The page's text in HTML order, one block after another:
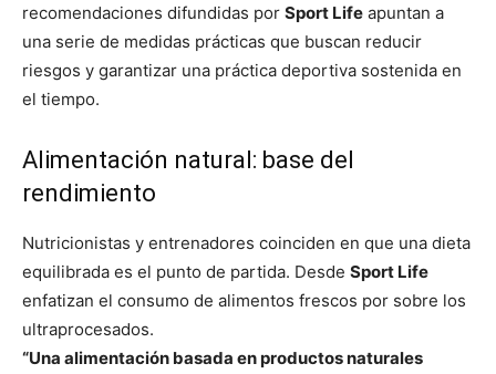
recomendaciones difundidas por Sport Life apuntan a
una serie de medidas prácticas que buscan reducir
riesgos y garantizar una práctica deportiva sostenida en
el tiempo.
Alimentación natural: base del
rendimiento
Nutricionistas y entrenadores coinciden en que una dieta
equilibrada es el punto de partida. Desde Sport Life
enfatizan el consumo de alimentos frescos por sobre los
ultraprocesados.
“Una alimentación basada en productos naturales